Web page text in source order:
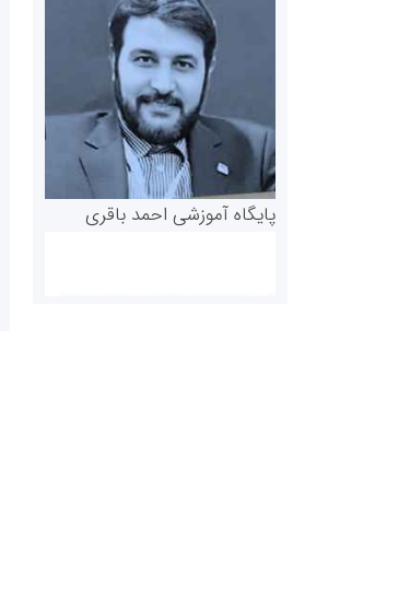
پایگاه آموزشی احمد باقری